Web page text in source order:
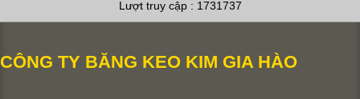
Lượt truy cập : 1731737
CÔNG TY BĂNG KEO KIM GIA HÀO